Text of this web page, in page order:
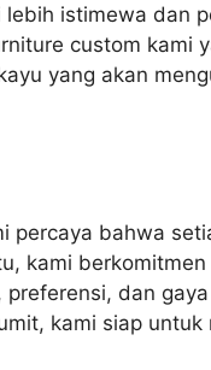
istimewa dan
custom kami
yang akan
percaya bahwa
kami
dan
kami siap